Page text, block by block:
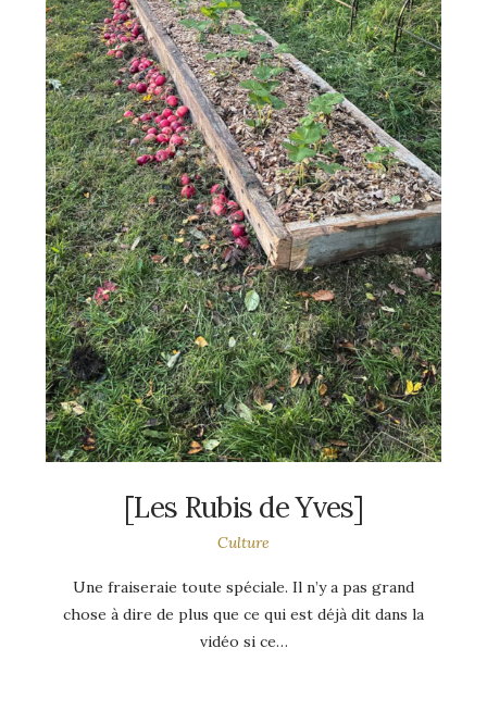
[Les Rubis de Yves]
Culture
Une fraiseraie toute spéciale. Il n’y a pas grand
chose à dire de plus que ce qui est déjà dit dans la
vidéo si ce…